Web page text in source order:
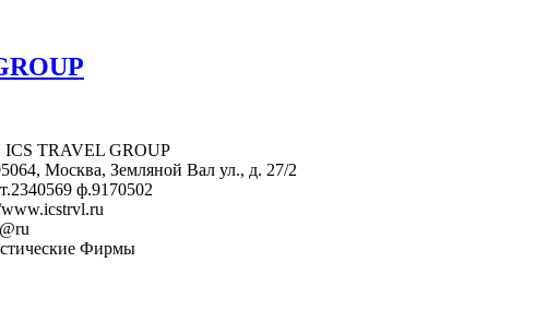
ICS TRAVEL GROUP
Москва, Земляной Вал ул., д. 27/2
ф.9170502
www.icstrvl.ru
Фирмы